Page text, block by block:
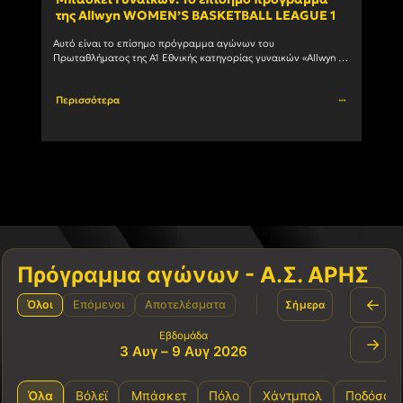
της Allwyn WOMEN’S BASKETBALL LEAGUE 1
Αυτό είναι το επίσημο πρόγραμμα αγώνων του
Πρωταθλήματος της Α1 Εθνικής κατηγορίας γυναικών «Allwyn
Περισσότερα
Πρόγραμμα αγώνων - Α.Σ. ΑΡΗΣ
Όλοι Επόμενοι Αποτελέσματα Σήμερα ←
Εβδομάδα
3 Αυγ – 9 Αυγ 2026 →
Όλα Βόλεϊ Μπάσκετ Πόλο Χάντμπολ